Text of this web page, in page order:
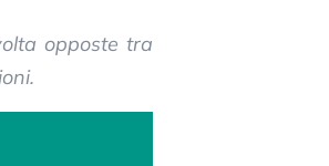
opposte tra